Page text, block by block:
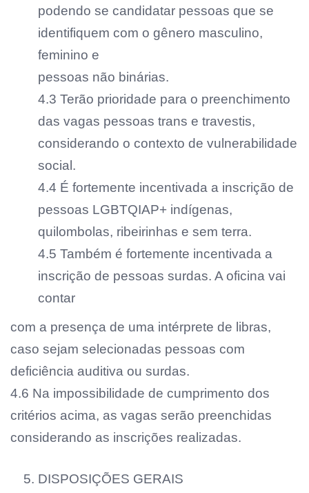
podendo se candidatar pessoas que se
identifiquem com o gênero masculino,
feminino e
pessoas não binárias.
4.3 Terão prioridade para o preenchimento
das vagas pessoas trans e travestis,
considerando o contexto de vulnerabilidade
social.
4.4 É fortemente incentivada a inscrição de
pessoas LGBTQIAP+ indígenas,
quilombolas, ribeirinhas e sem terra.
4.5 Também é fortemente incentivada a
inscrição de pessoas surdas. A oficina vai
contar
com a presença de uma intérprete de libras,
caso sejam selecionadas pessoas com
deficiência auditiva ou surdas.
4.6 Na impossibilidade de cumprimento dos
critérios acima, as vagas serão preenchidas
considerando as inscrições realizadas.
DISPOSIÇÕES GERAIS